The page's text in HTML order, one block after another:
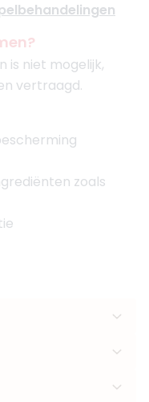
is niet mogelijk,
vertraagd.
zoals